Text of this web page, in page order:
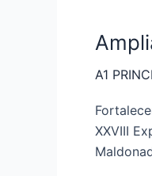
A1
XXVIII
módulo
servicios
en
la
Estación